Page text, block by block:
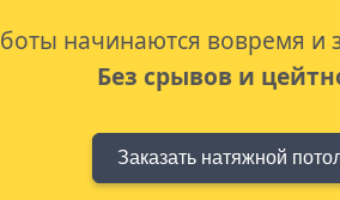
начинаются вовремя и
Без срывов и
Заказать натяжной